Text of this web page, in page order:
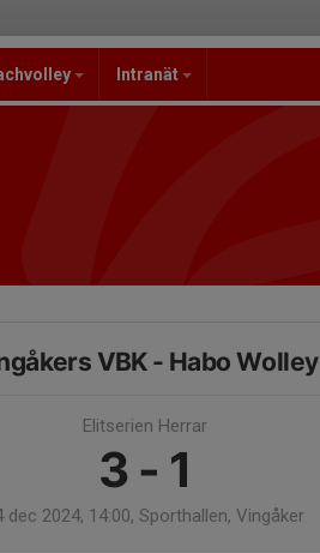
Intranät
VBK - Habo Wolley
Elitserien Herrar
3 - 1
dec 2024, 14:00, Sporthallen, Vingåker